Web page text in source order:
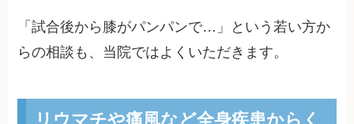
「試合後から膝がパンパンで…」という若い方か
らの相談も、当院ではよくいただきます。
リウマチや痛風など全身疾患からく